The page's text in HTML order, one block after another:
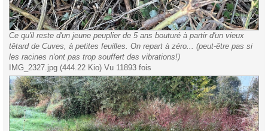
Ce qu'il reste d'un jeune peuplier de 5 ans bouturé à partir d'un vieux
têtard de Cuves, à petites feuilles. On repart à zéro... (peut-être pas si
les racines n'ont pas trop souffert des vibrations!)
IMG_2327.jpg (444.22 Kio) Vu 11893 fois